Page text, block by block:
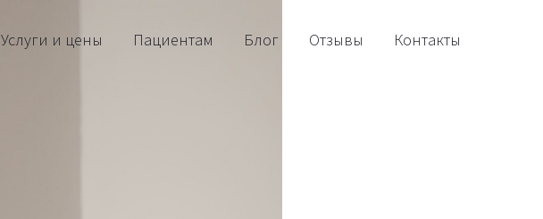
Услуги и цены Пациентам Блог Отзывы Контакты